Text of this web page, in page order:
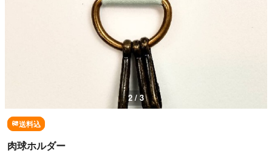
2 / 3
送料込
肉球ホルダー